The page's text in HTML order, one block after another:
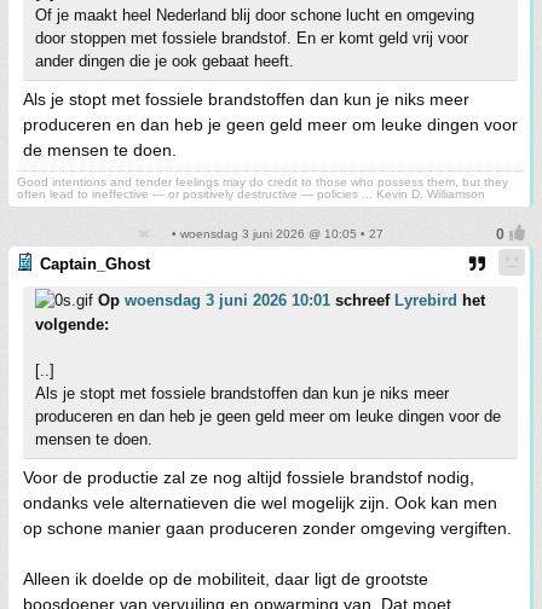
Of je maakt heel Nederland blij door schone lucht en omgeving
door stoppen met fossiele brandstof. En er komt geld vrij voor
ander dingen die je ook gebaat heeft.
Als je stopt met fossiele brandstoffen dan kun je niks meer
produceren en dan heb je geen geld meer om leuke dingen voor
de mensen te doen.
Good intentions and tender feelings may do credit to those who possess them, but they
often lead to ineffective — or positively destructive — policies ... Kevin D. Williamson
• woensdag 3 juni 2026 @ 10:05 • 27
Captain_Ghost
Op woensdag 3 juni 2026 10:01 schreef Lyrebird het
volgende:
[..]
Als je stopt met fossiele brandstoffen dan kun je niks meer
produceren en dan heb je geen geld meer om leuke dingen voor de
mensen te doen.
Voor de productie zal ze nog altijd fossiele brandstof nodig,
ondanks vele alternatieven die wel mogelijk zijn. Ook kan men
op schone manier gaan produceren zonder omgeving vergiften.
Alleen ik doelde op de mobiliteit, daar ligt de grootste
boosdoener van vervuiling en opwarming van. Dat moet